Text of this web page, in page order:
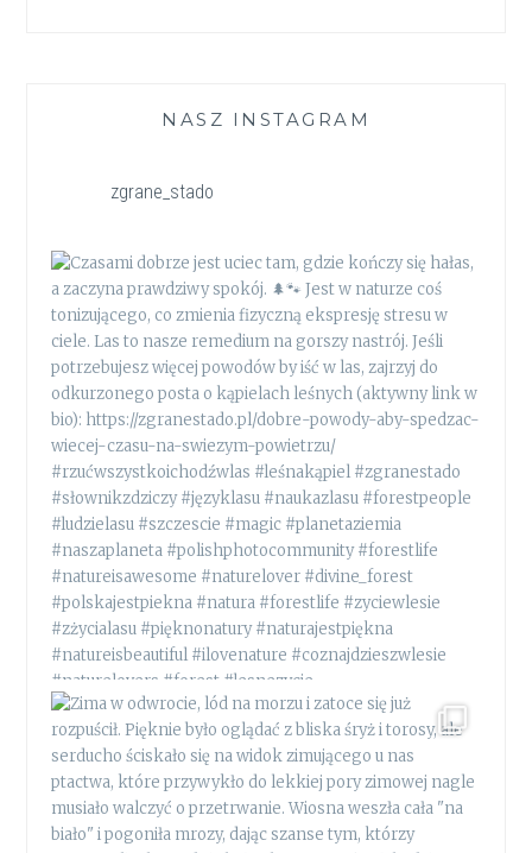
NASZ INSTAGRAM
zgrane_stado